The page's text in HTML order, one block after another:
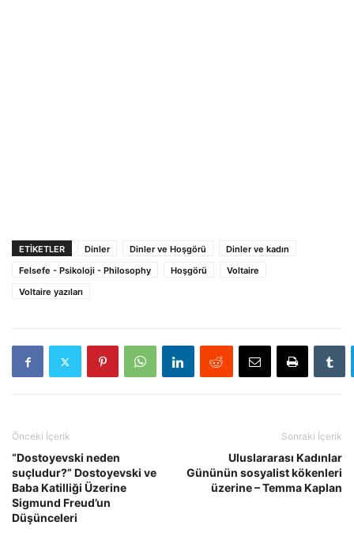
ETIKETLER Dinler Dinler ve Hoşgörü
Dinler ve kadın
Felsefe - Psikoloji - Philosophy
Hoşgörü
Voltaire
Voltaire yazıları
Önceki İçerik
“Dostoyevski neden
suçludur?” Dostoyevski ve
Baba Katilliği Üzerine
Sigmund Freud’un
Düşünceleri
Sonraki İçerik
Uluslararası Kadınlar
Gününün sosyalist kökenleri
üzerine – Temma Kaplan